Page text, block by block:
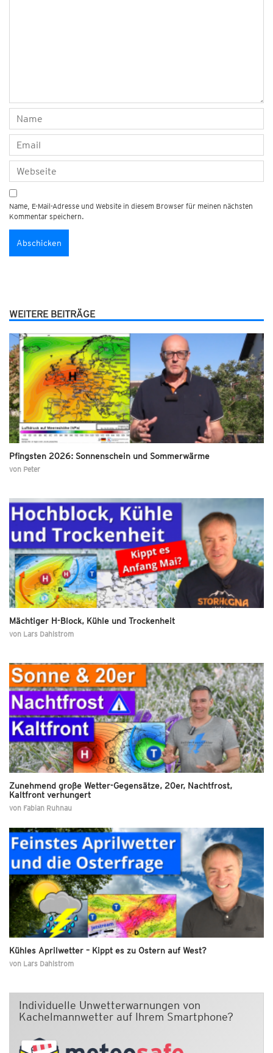
Name, E-Mail-Adresse und Website in diesem Browser für meinen nächsten
Kommentar speichern.
WEITERE BEITRÄGE
Pfingsten 2026: Sonnenschein und Sommerwärme
von Peter
Mächtiger H-Block, Kühle und Trockenheit
von Lars Dahlstrom
Zunehmend große Wetter-Gegensätze, 20er, Nachtfrost,
Kaltfront verhungert
von Fabian Ruhnau
Kühles Aprilwetter – Kippt es zu Ostern auf West?
von Lars Dahlstrom
Individuelle Unwetterwarnungen von
Kachelmannwetter auf Ihrem Smartphone?